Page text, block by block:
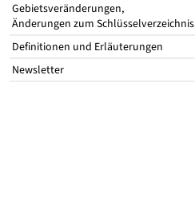
Gebietsveränderungen,
Änderungen zum Schlüsselverzeichnis
Definitionen und Erläuterungen
Newsletter